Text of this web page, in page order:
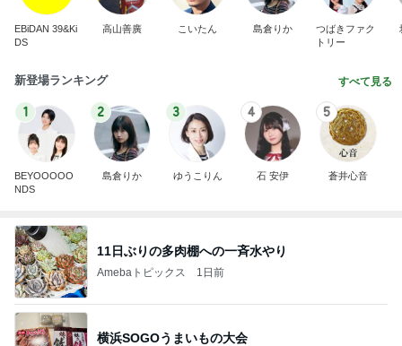
EBiDAN 39&Ki
DS
高山善廣 こいたん 島倉りか
つばきファク
トリー
新登場ランキング すべて見る
1
BEYOOOOO
NDS
2
島倉りか
3
ゆうこりん
4
石 安伊
5
蒼井心音
11日ぶりの多肉棚への一斉水やり
Amebaトピックス 1日前
横浜SOGOうまいもの大会